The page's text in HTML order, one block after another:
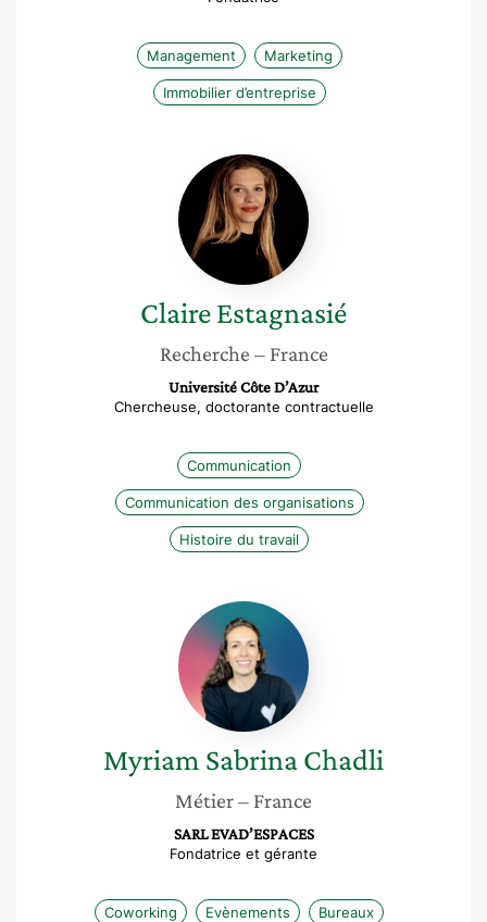
Management Marketing
Immobilier d’entreprise
Claire
Estagnasié
ClaireEstagnasié
Recherche – France
Université Côte D’Azur
Chercheuse, doctorante contractuelle
Communication
Communication des organisations
Histoire du travail
Myriam
Sabrina
Chadli
Myriam SabrinaChadli
Métier– France
SARL EVAD’ESPACES
Fondatrice et gérante
Coworking Evènements Bureaux